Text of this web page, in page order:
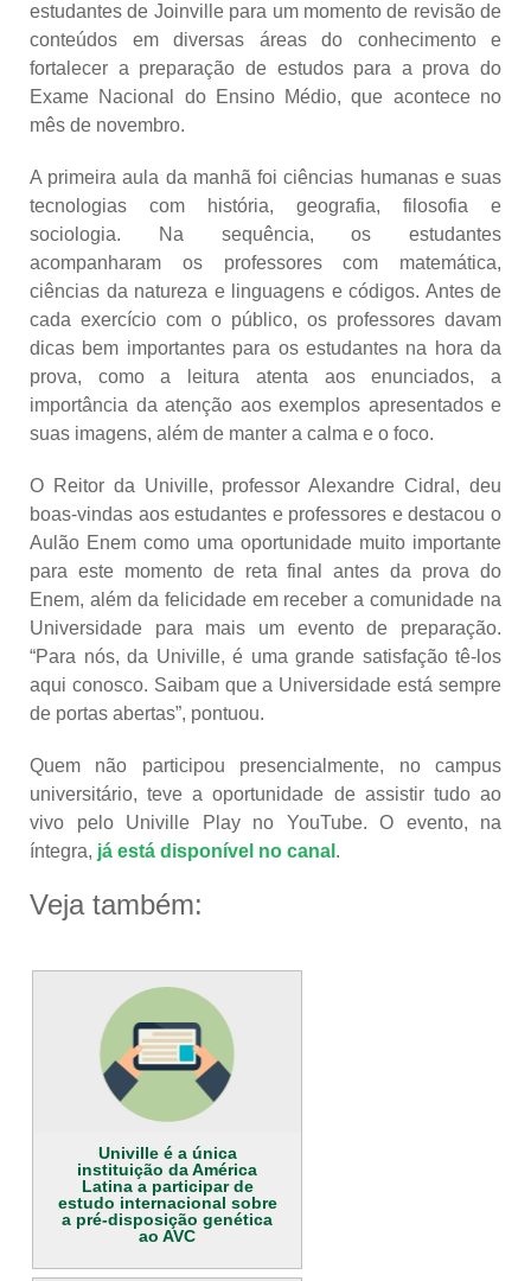
estudantes de Joinville para um momento de revisão de
conteúdos em diversas áreas do conhecimento e
fortalecer a preparação de estudos para a prova do
Exame Nacional do Ensino Médio, que acontece no
mês de novembro.
A primeira aula da manhã foi ciências humanas e suas
tecnologias com história, geografia, filosofia e
sociologia. Na sequência, os estudantes
acompanharam os professores com matemática,
ciências da natureza e linguagens e códigos. Antes de
cada exercício com o público, os professores davam
dicas bem importantes para os estudantes na hora da
prova, como a leitura atenta aos enunciados, a
importância da atenção aos exemplos apresentados e
suas imagens, além de manter a calma e o foco.
O Reitor da Univille, professor Alexandre Cidral, deu
boas-vindas aos estudantes e professores e destacou o
Aulão Enem como uma oportunidade muito importante
para este momento de reta final antes da prova do
Enem, além da felicidade em receber a comunidade na
Universidade para mais um evento de preparação.
“Para nós, da Univille, é uma grande satisfação tê-los
aqui conosco. Saibam que a Universidade está sempre
de portas abertas”, pontuou.
Quem não participou presencialmente, no campus
universitário, teve a oportunidade de assistir tudo ao
vivo pelo Univille Play no YouTube. O evento, na
íntegra, já está disponível no canal .
Veja também:
Univille é a única
instituição da América
Latina a participar de
estudo internacional sobre
a pré-disposição genética
ao AVC